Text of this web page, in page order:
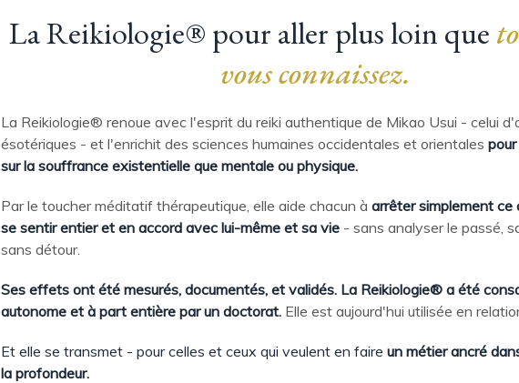
La Reikiologie® pour aller plus loin que
vous connaissez.
La Reikiologie® renoue avec l'esprit du reiki authentique de Mikao Usui - celui
ésotériques - et l'enrichit des sciences humaines occidentales et orientales
sur la souffrance existentielle que mentale ou physique.
Par le toucher méditatif thérapeutique, elle aide chacun à arrêter simplement ce
se sentir entier et en accord avec lui-même et sa vie- sans analyser le passé,
sans détour.
Ses effets ont été mesurés, documentés, et validés. La Reikiologie® a été
autonome et à part entière par un doctorat.Elle est aujourd'hui utilisée en
Et elle se transmet - pour celles et ceux qui veulent en faire un métier ancré
la profondeur.